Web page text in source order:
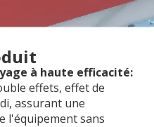
à haute efficacité:
effets, effet de
assurant une
l'équipement sans